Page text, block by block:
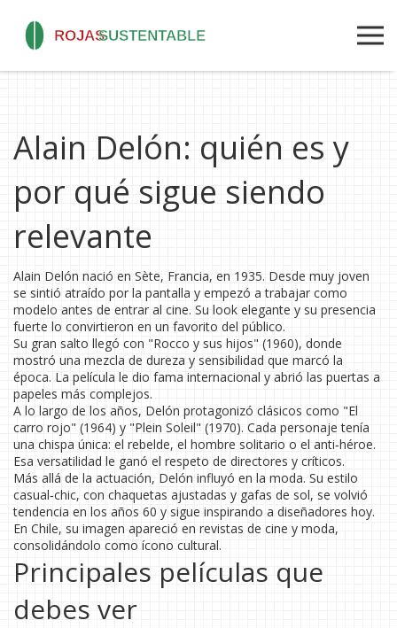
Alain Delón: quién es y
por qué sigue siendo
relevante
Alain Delón nació en Sète, Francia, en 1935. Desde muy joven
se sintió atraído por la pantalla y empezó a trabajar como
modelo antes de entrar al cine. Su look elegante y su presencia
fuerte lo convirtieron en un favorito del público.
Su gran salto llegó con "Rocco y sus hijos" (1960), donde
mostró una mezcla de dureza y sensibilidad que marcó la
época. La película le dio fama internacional y abrió las puertas a
papeles más complejos.
A lo largo de los años, Delón protagonizó clásicos como "El
carro rojo" (1964) y "Plein Soleil" (1970). Cada personaje tenía
una chispa única: el rebelde, el hombre solitario o el anti‑héroe.
Esa versatilidad le ganó el respeto de directores y críticos.
Más allá de la actuación, Delón influyó en la moda. Su estilo
casual‑chic, con chaquetas ajustadas y gafas de sol, se volvió
tendencia en los años 60 y sigue inspirando a diseñadores hoy.
En Chile, su imagen apareció en revistas de cine y moda,
consolidándolo como ícono cultural.
Principales películas que
debes ver